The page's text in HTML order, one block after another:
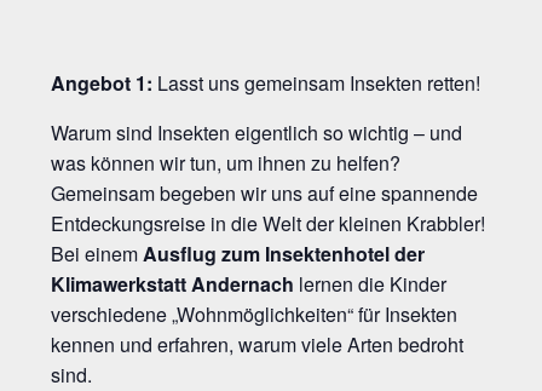
Angebot 1: Lasst uns gemeinsam Insekten retten!
Warum sind Insekten eigentlich so wichtig – und
was können wir tun, um ihnen zu helfen?
Gemeinsam begeben wir uns auf eine spannende
Entdeckungsreise in die Welt der kleinen Krabbler!
Bei einemAusflug zum Insektenhotel der
Klimawerkstatt Andernach lernen die Kinder
verschiedene „Wohnmöglichkeiten“ für Insekten
kennen und erfahren, warum viele Arten bedroht
sind.